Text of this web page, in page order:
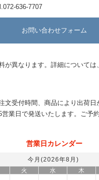
636-7707
お問い合わせフォーム
が異なります。詳細については
文受付時間、商品により出荷日
業日で発送いたします。ご予
営業日カレンダー
今月(2026年8月)
火 水 木